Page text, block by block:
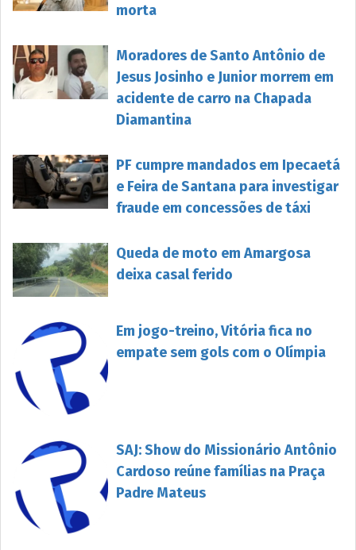
morta
Moradores de Santo Antônio de
Jesus Josinho e Junior morrem em
acidente de carro na Chapada
Diamantina
PF cumpre mandados em Ipecaetá
e Feira de Santana para investigar
fraude em concessões de táxi
Queda de moto em Amargosa
deixa casal ferido
Em jogo-treino, Vitória fica no
empate sem gols com o Olímpia
SAJ: Show do Missionário Antônio
Cardoso reúne famílias na Praça
Padre Mateus